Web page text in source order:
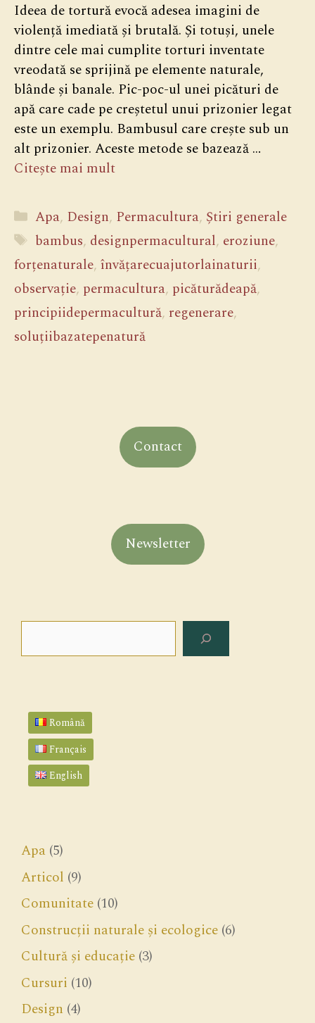
Ideea de tortură evocă adesea imagini de
violență imediată și brutală. Și totuși, unele
dintre cele mai cumplite torturi inventate
vreodată se sprijină pe elemente naturale,
blânde și banale. Pic-poc-ul unei picături de
apă care cade pe creștetul unui prizonier legat
este un exemplu. Bambusul care crește sub un
alt prizonier. Aceste metode se bazează …
Citește mai mult
Categorii
Apa, Design, Permacultura, Știri generale
Etichete
bambus, designpermacultural, eroziune,
forțenaturale, învățarecuajutorlainaturii,
observație, permacultura, picăturădeapă,
principiidepermacultură, regenerare,
soluțiibazatepenatură
Contact
Newsletter
Română
Français
English
Apa (5)
Articol (9)
Comunitate (10)
Construcții naturale și ecologice (6)
Cultură și educație (3)
Cursuri (10)
Design (4)